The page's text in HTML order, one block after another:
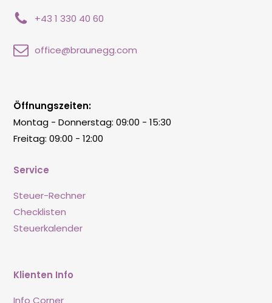
+43 1 330 40 60
office@braunegg.com
Service
Steuer-Rechner
Checklisten
Steuerkalender
Klienten Info
Info Corner
Öffnungszeiten:
Montag - Donnerstag: 09:00 - 15:30
Freitag: 09:00 - 12:00